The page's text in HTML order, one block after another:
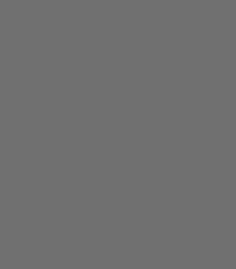
FOGRA52